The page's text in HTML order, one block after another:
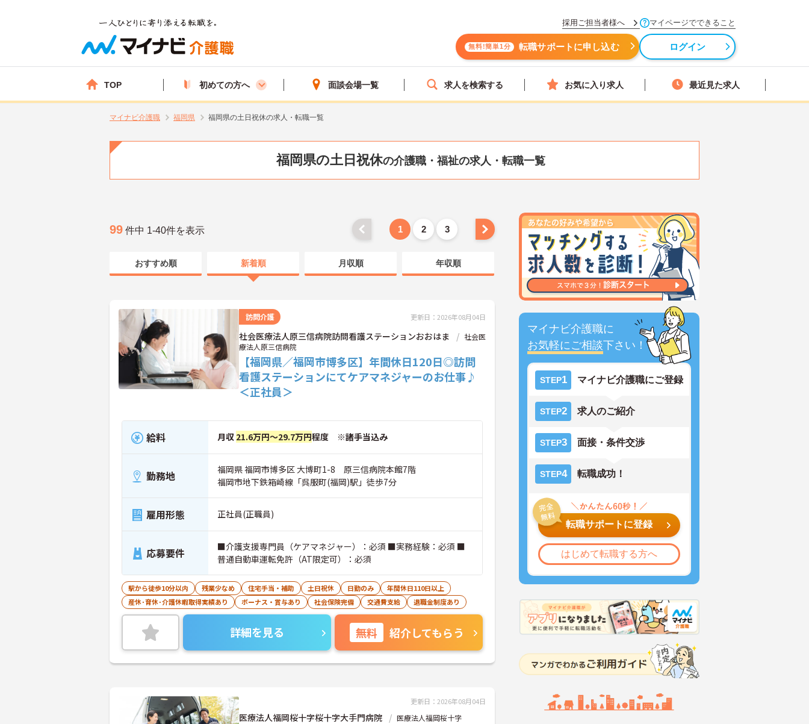
採用ご担当者様へ マイページでできること
無料!簡単1分 転職サポートに申し込む ログイン
TOP 初めての方へ 面談会場一覧 求人を検索する お気に入り求人 最近見た求人
マイナビ介護職 福岡県 福岡県の土日祝休の求人・転職一覧
福岡県の土日祝休の介護職・福祉の求人・転職一覧
マイナビ介護職に
お気軽にご相談下さい！
STEP1 マイナビ介護職にご登録
STEP2 求人のご紹介
STEP3 面接・条件交渉
STEP4 転職成功！
転職サポートに登録
はじめて転職する方へ
99 件中 1-40件を表示 1 2 3
おすすめ順 新着順 月収順 年収順
訪問介護 更新日：2026年08月04日
社会医療法人原三信病院訪問看護ステーションおおはま
社会医
療法人原三信病院
【福岡県／福岡市博多区】年間休日120日◎訪問
看護ステーションにてケアマネジャーのお仕事♪
＜正社員＞
給料 月収 21.6万円～29.7万円程度 ※諸手当込み
勤務地
福岡県 福岡市博多区 大博町1-8 原三信病院本館7階
福岡市地下鉄箱崎線「呉服町(福岡)駅」徒歩7分
雇用形態 正社員(正職員)
応募要件
■介護支援専門員（ケアマネジャー）：必須 ■実務経験：必須 ■
普通自動車運転免許（AT限定可）：必須
駅から徒歩10分以内 残業少なめ 住宅手当・補助 土日祝休 日勤のみ
年間休日110日以上
産休･育休･介護休暇取得実績あり
ボーナス・賞与あり 社会保険完備 交通費支給 退職金制度あり
詳細を見る 無料 紹介してもらう
更新日：2026年08月04日
医療法人福岡桜十字桜十字大手門病院 医療法人福岡桜十字